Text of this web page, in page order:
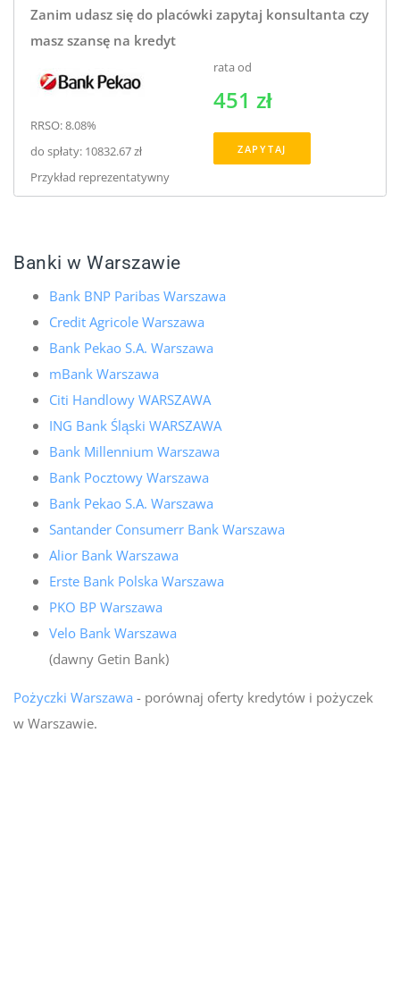
Zanim udasz się do placówki zapytaj konsultanta czy
masz szansę na kredyt
RRSO: 8.08%
do spłaty: 10832.67 zł
Przykład reprezentatywny
rata od
451 zł
ZAPYTAJ
Banki w Warszawie
Bank BNP Paribas Warszawa
Credit Agricole Warszawa
Bank Pekao S.A. Warszawa
mBank Warszawa
Citi Handlowy WARSZAWA
ING Bank Śląski WARSZAWA
Bank Millennium Warszawa
Bank Pocztowy Warszawa
Bank Pekao S.A. Warszawa
Santander Consumerr Bank Warszawa
Alior Bank Warszawa
Erste Bank Polska Warszawa
PKO BP Warszawa
Velo Bank Warszawa
(dawny Getin Bank)
Pożyczki Warszawa - porównaj oferty kredytów i pożyczek
w Warszawie.